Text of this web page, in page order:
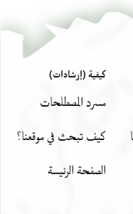
كيفية (إرشادات)
مسرد المصطلحات
كيف تبحث في موقعنا؟
الصفحة الرئيسة